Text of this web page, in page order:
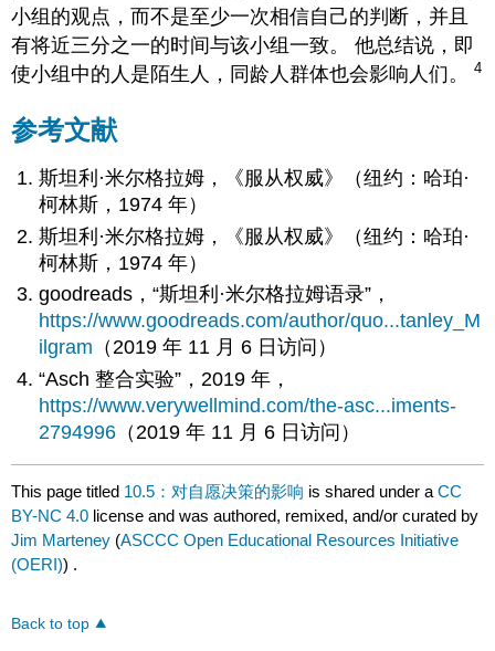
小组的观点，而不是至少一次相信自己的判断，并且
有将近三分之一的时间与该小组一致。 他总结说，即
使小组中的人是陌生人，同龄人群体也会影响人们。4
参考文献
斯坦利·米尔格拉姆，《服从权威》（纽约：哈珀·
柯林斯，1974 年）
斯坦利·米尔格拉姆，《服从权威》（纽约：哈珀·
柯林斯，1974 年）
goodreads，“斯坦利·米尔格拉姆语录”，
https://www.goodreads.com/author/quo...tanley_M
ilgram （2019 年 11 月 6 日访问）
“Asch 整合实验”，2019 年，
https://www.verywellmind.com/the-asc...iments-
2794996 （2019 年 11 月 6 日访问）
This page titled 10.5：对自愿决策的影响 is shared under aCC
BY-NC 4.0 license and was authored, remixed, and/or curated by
Jim Marteney (ASCCC Open Educational Resources Initiative
(OERI)) .
Back to top